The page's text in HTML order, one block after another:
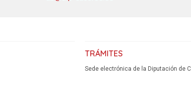
TRÁMITES
Sede electrónica de la Diputación de